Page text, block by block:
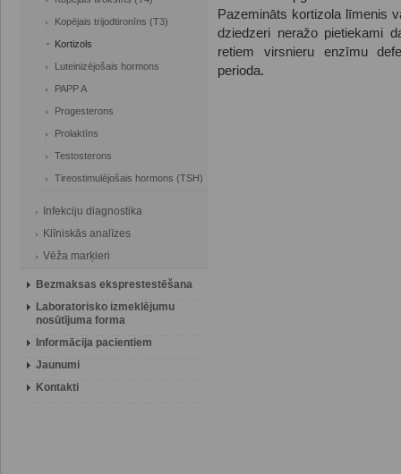
Kopējais trijodtironīns (T3)
Kortizols
Luteinizējošais hormons
PAPP A
Progesterons
Prolaktīns
Testosterons
Tireostimulējošais hormons (TSH)
Infekciju diagnostika
Klīniskās analīzes
Vēža marķieri
Bezmaksas eksprestestēšana
Laboratorisko izmeklējumu
nosūtījuma forma
Informācija pacientiem
Jaunumi
Kontakti
Pazemināts kortizola līmenis
dziedzeri neražo pietiekami
retiem virsnieru enzīmu
perioda.